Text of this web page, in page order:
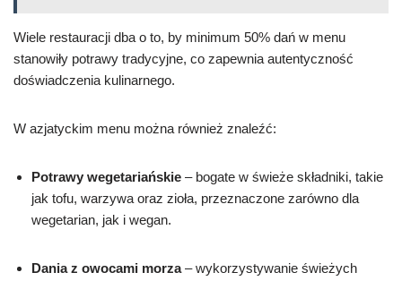
Wiele restauracji dba o to, by minimum 50% dań w menu
stanowiły potrawy tradycyjne, co zapewnia autentyczność
doświadczenia kulinarnego.
W azjatyckim menu można również znaleźć:
Potrawy wegetariańskie – bogate w świeże składniki, takie
jak tofu, warzywa oraz zioła, przeznaczone zarówno dla
wegetarian, jak i wegan.
Dania z owocami morza– wykorzystywanie świeżych